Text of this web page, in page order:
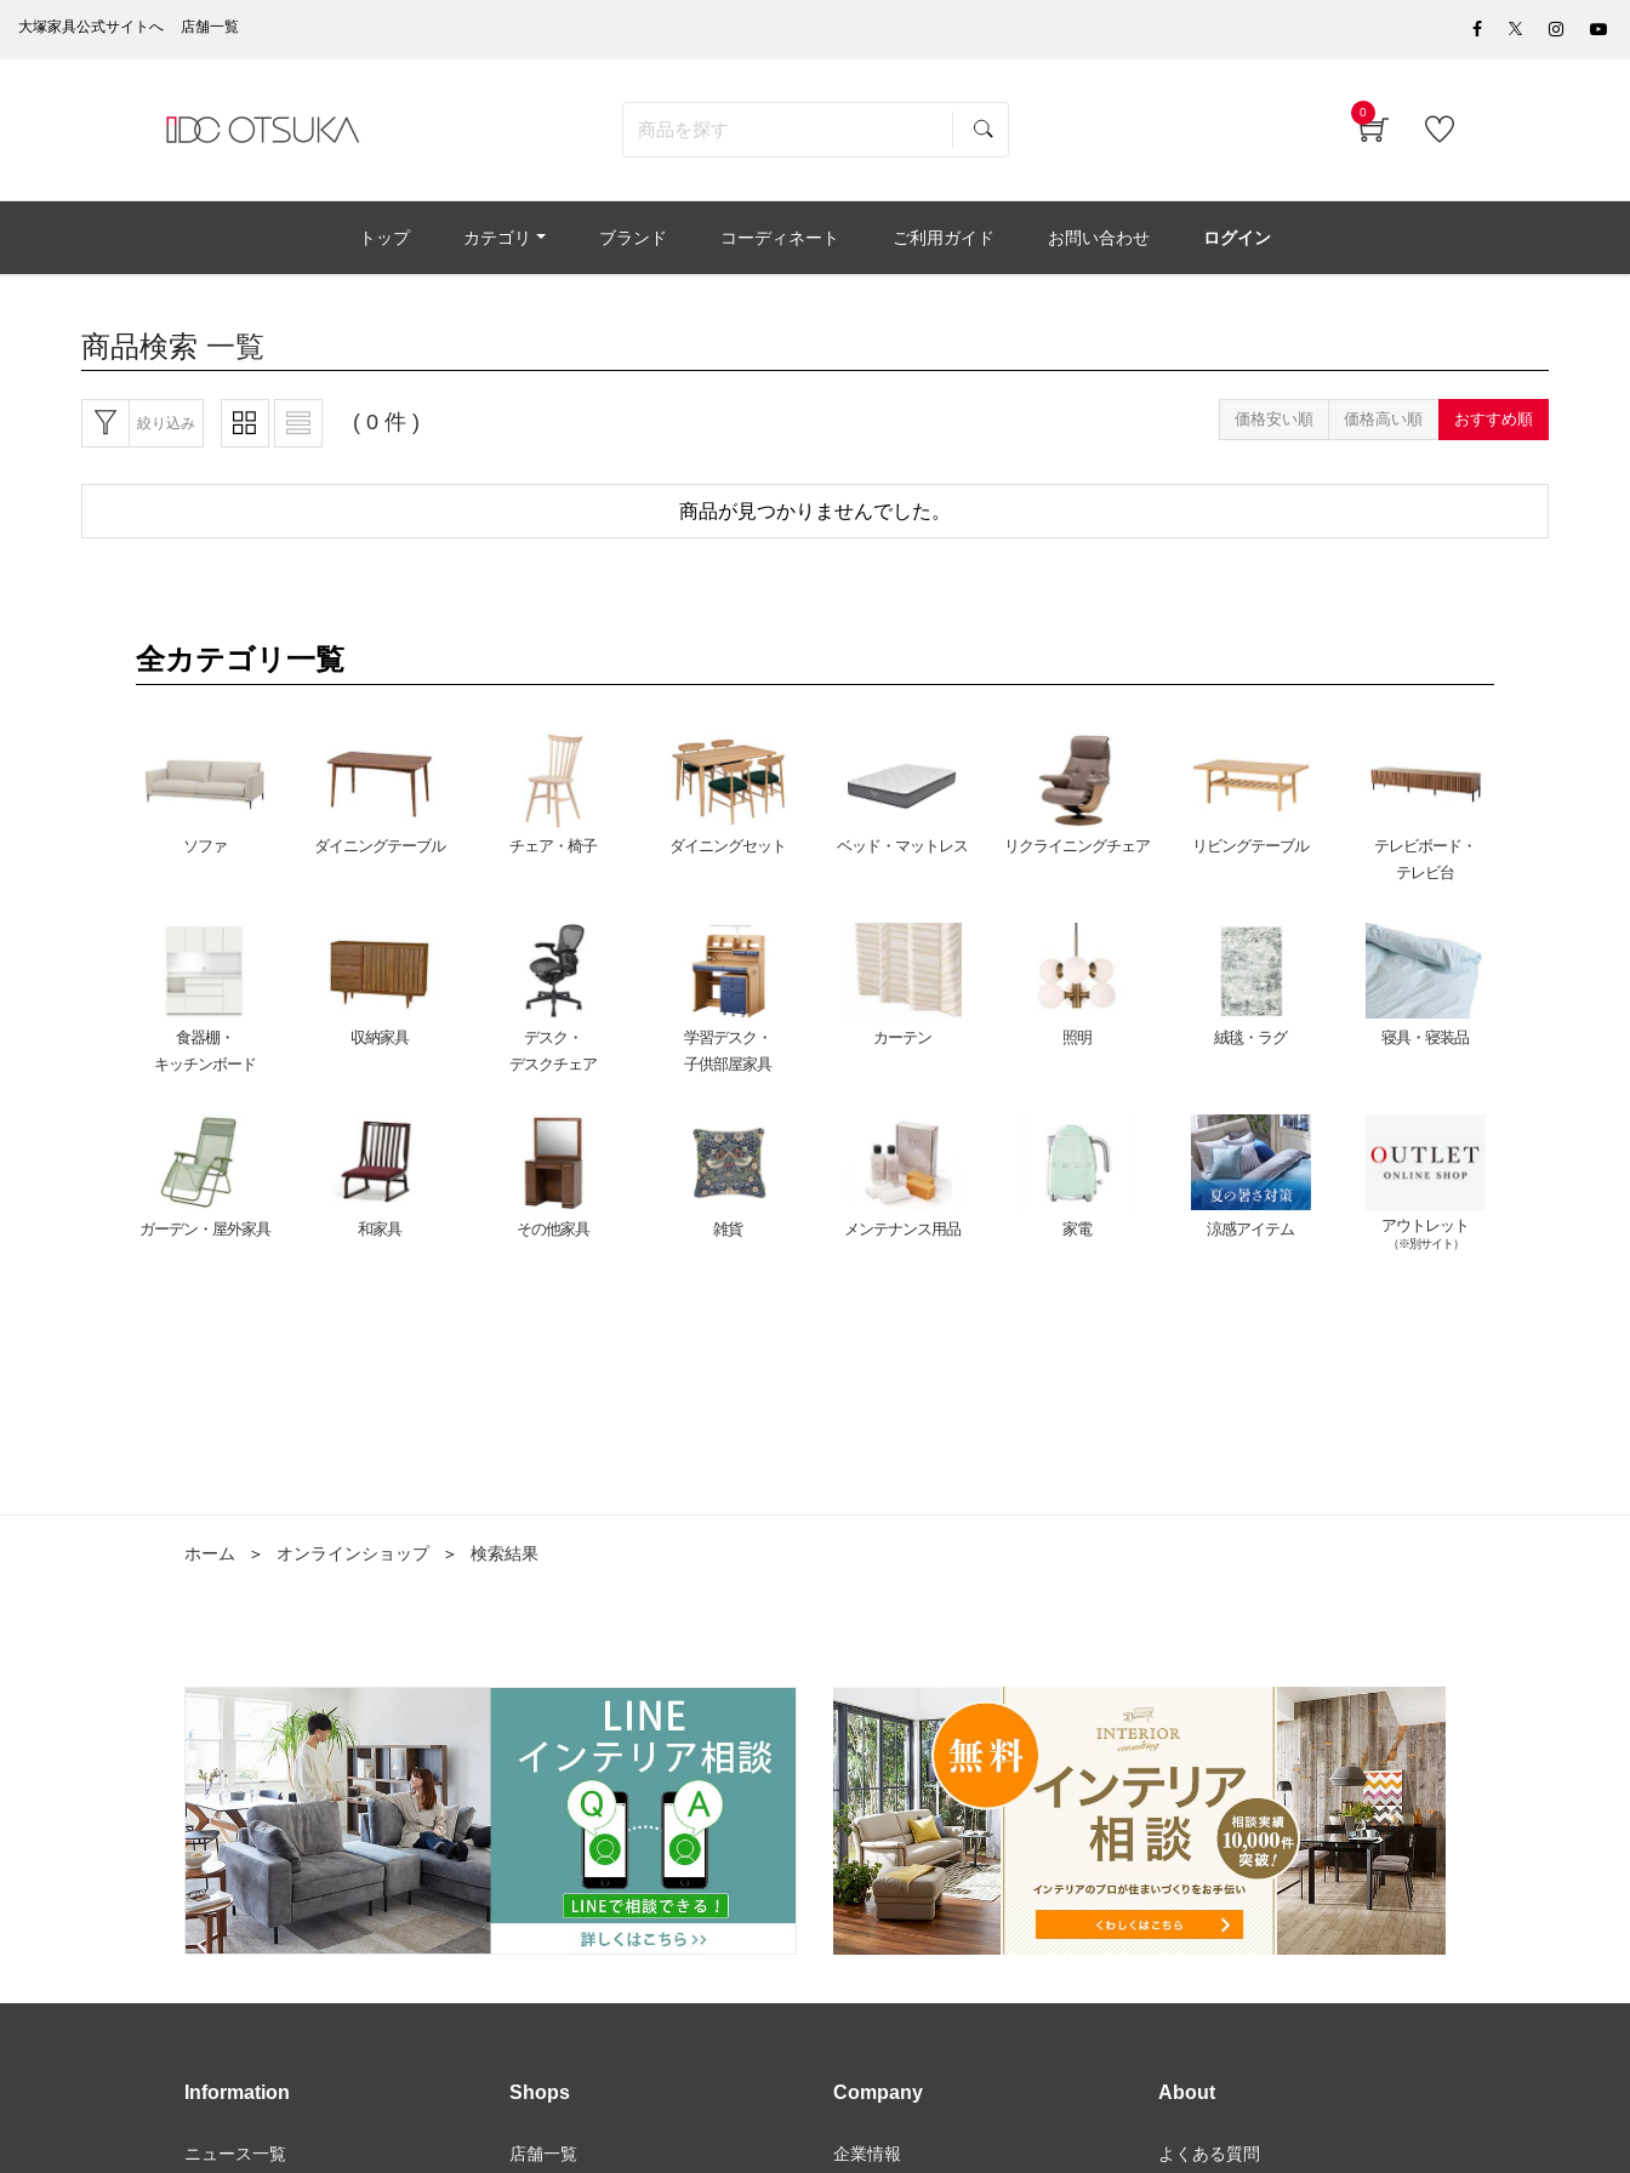
大塚家具公式サイトへ 店舗一覧
0
トップ カテゴリ ブランド コーディネート ご利用ガイド お問い合わせ ログイン
商品検索 一覧
絞り込み ( 0 件 ) 価格安い順 価格高い順 おすすめ順
商品が見つかりませんでした。
全カテゴリ一覧
ソファ ダイニングテーブル チェア・椅子 ダイニングセット ベッド・マットレス リクライニングチェア リビングテーブル
テレビボード・
テレビ台
食器棚・
キッチンボード
収納家具
デスク・
デスクチェア
学習デスク・
子供部屋家具
カーテン 照明 絨毯・ラグ 寝具・寝装品
ガーデン・屋外家具 和家具 その他家具 雑貨 メンテナンス用品 家電 涼感アイテム アウトレット
（※別サイト）
ホーム ＞ オンラインショップ ＞ 検索結果
Information
ニュース一覧
Shops
店舗一覧
Company
企業情報
About
よくある質問